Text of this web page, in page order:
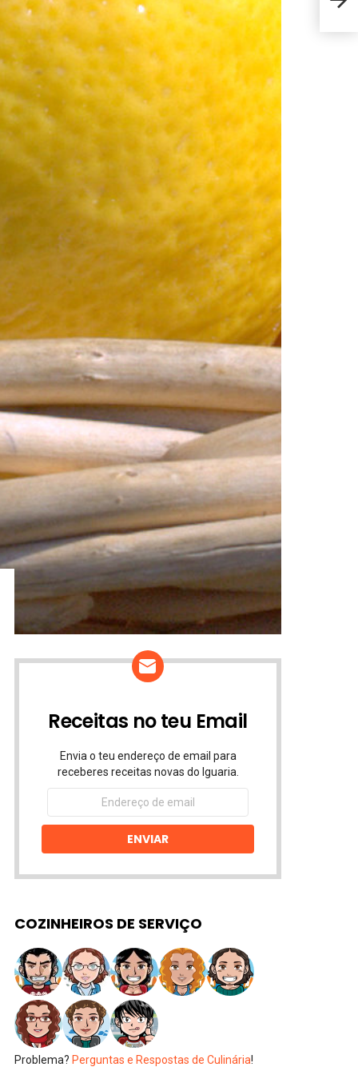
Receitas no teu Email
Envia o teu endereço de email para
receberes receitas novas do Iguaria.
Endereço
email
ENVIAR
COZINHEIROS DE SERVIÇO
Problema? Perguntas e Respostas de Culinária!